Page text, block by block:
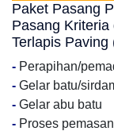
Paket Pasang
Pasang
Terlapis Paving
- Perapihan/
- Gelar batu/
- Gelar abu batu
- Proses